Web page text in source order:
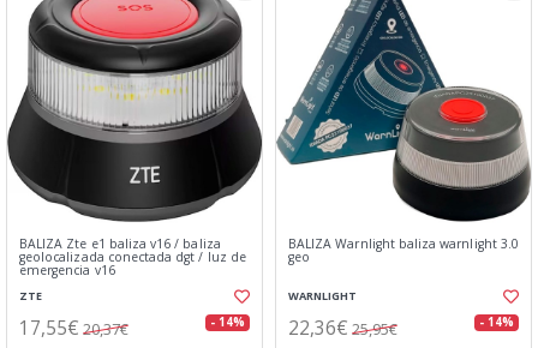
BALIZA Zte e1 baliza v16 / baliza
geolocalizada conectada dgt / luz de
emergencia v16
ZTE
17,55€ 20,37€ - 14%
BALIZA Warnlight baliza warnlight 3.0
geo
WARNLIGHT
22,36€ 25,95€ - 14%